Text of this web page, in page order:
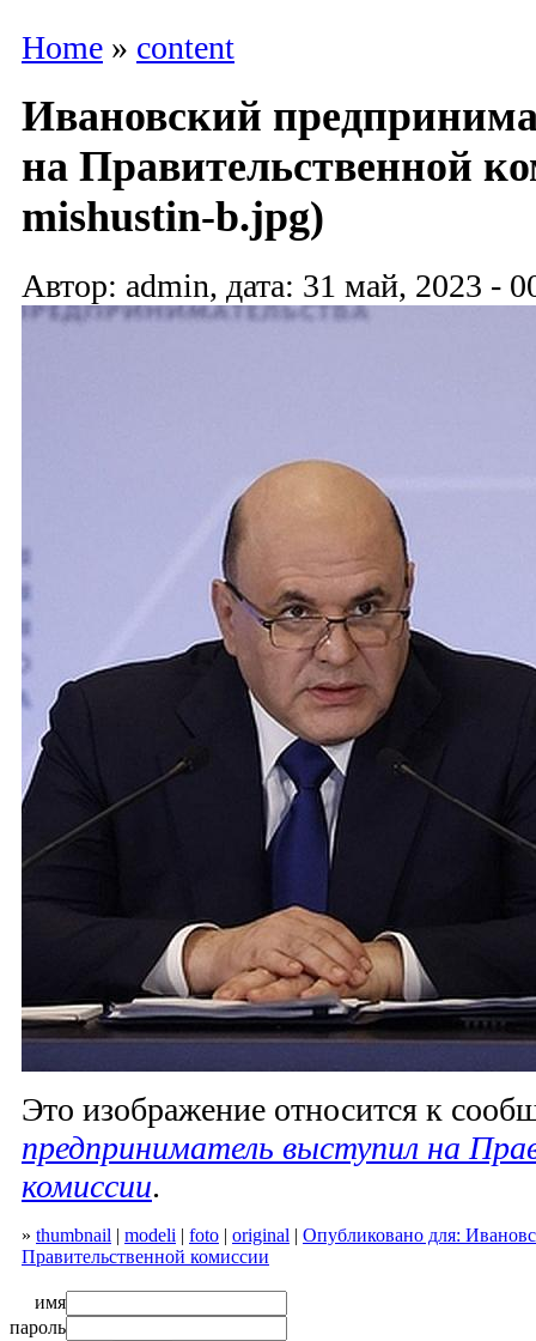
Home » content
Ивановский
на Правительственной
mishustin-b.jpg)
Автор: admin, дата: 31 май, 2023 -
Это изображение относится к
предприниматель выступил на
комиссии.
» thumbnail | modeli | foto | original | Опубликовано для:
Правительственной комиссии
имя
пароль